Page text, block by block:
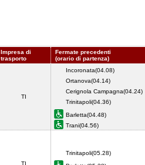
Impresa di
trasporto
Fermate precedenti
(orario di partenza)
TI
Incoronata(04.08)
Ortanova(04.14)
Cerignola Campagna(04.24)
Trinitapoli(04.36)
Barletta(04.48)
Trani(04.56)
TI
Trinitapoli(05.28)